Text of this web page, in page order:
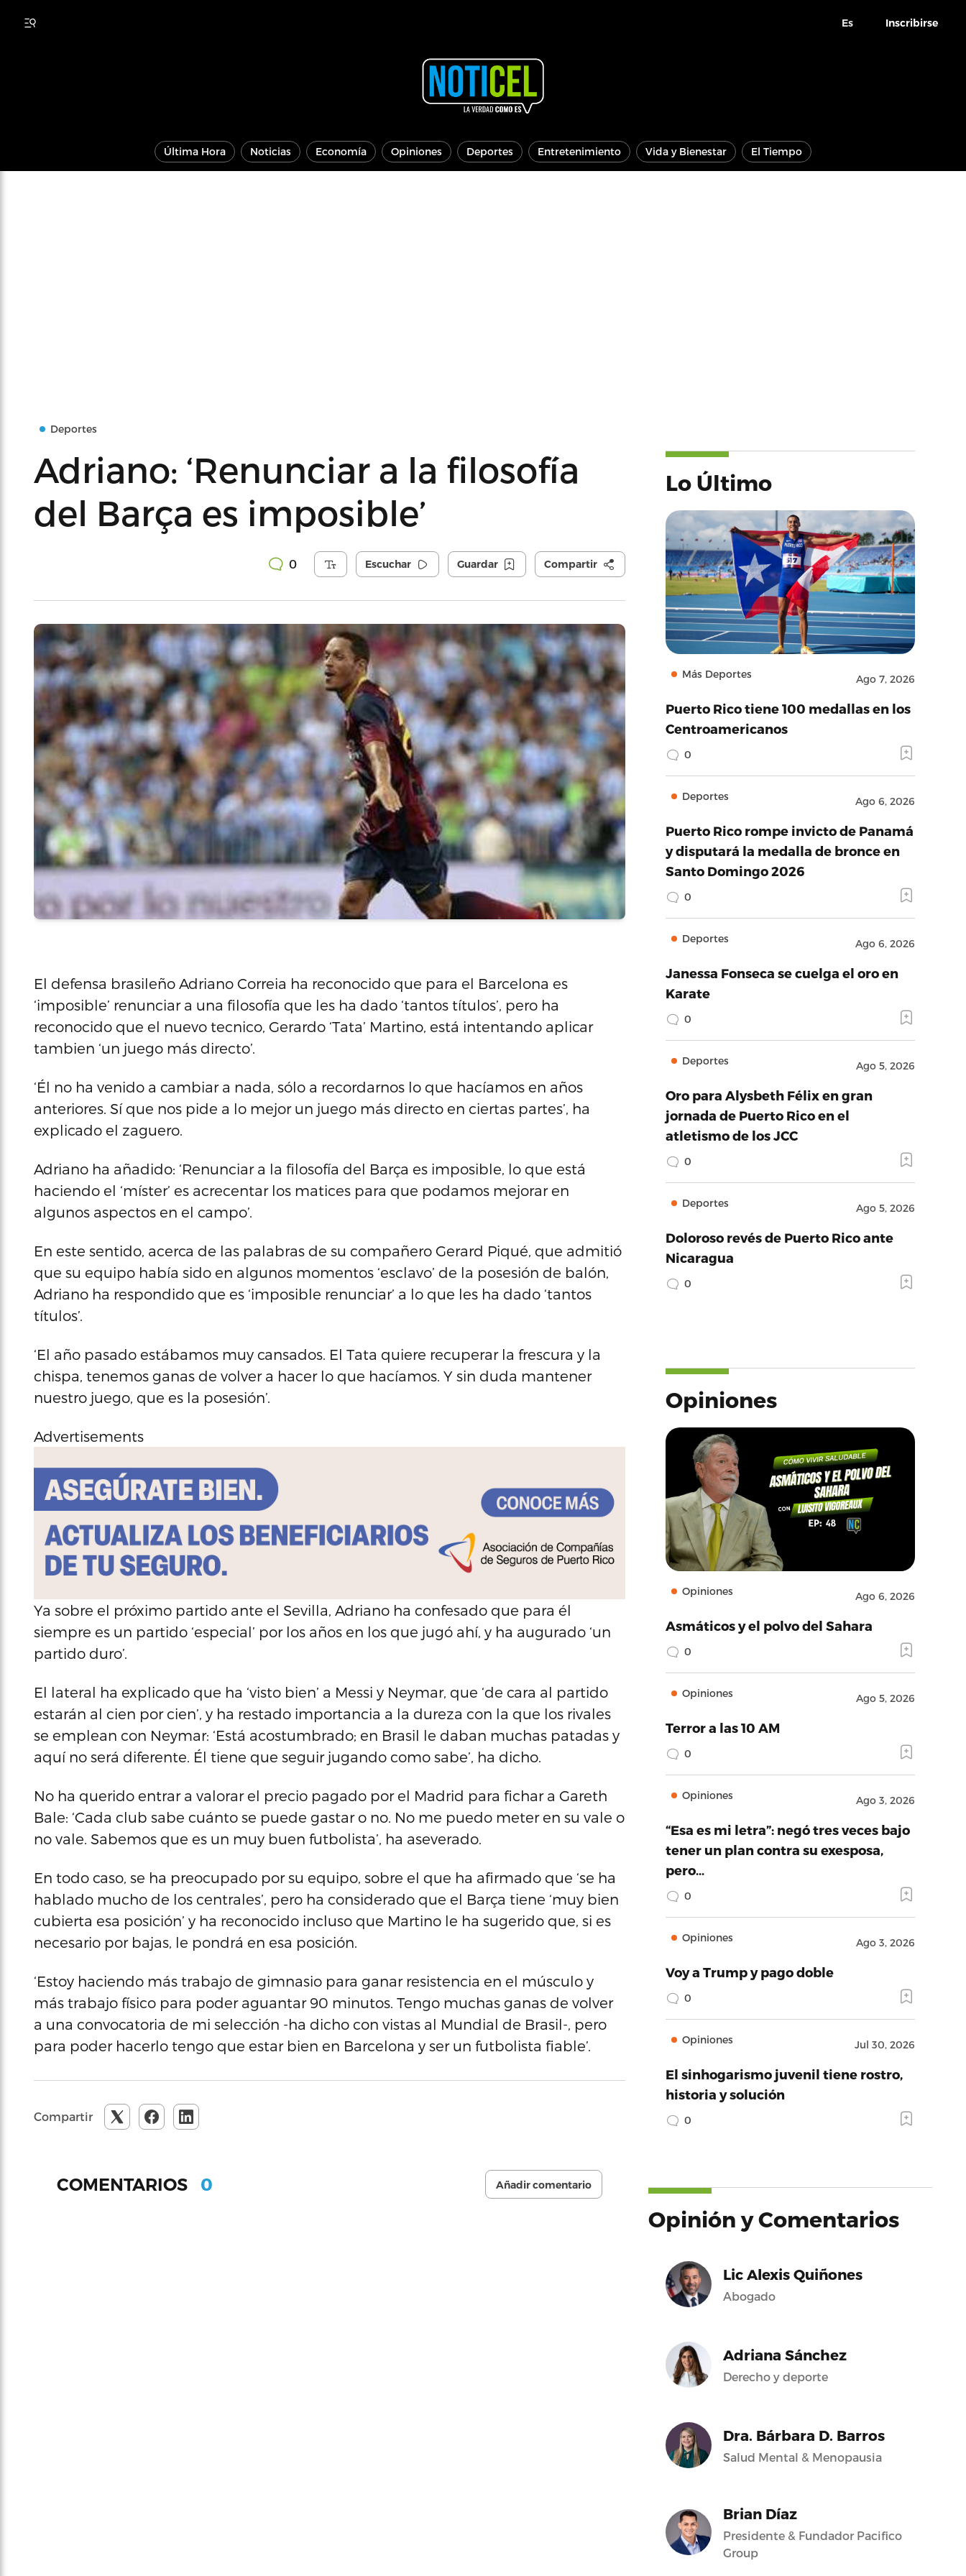
Es Inscribirse
Última Hora Noticias Economía Opiniones Deportes Entretenimiento Vida y Bienestar El Tiempo
Deportes
Adriano: ‘Renunciar a la filosofía
del Barça es imposible’
0 Escuchar Guardar Compartir
El defensa brasileño Adriano Correia ha reconocido que para el Barcelona es
‘imposible’ renunciar a una filosofía que les ha dado ‘tantos títulos’, pero ha
reconocido que el nuevo tecnico, Gerardo ‘Tata’ Martino, está intentando aplicar
tambien ‘un juego más directo’.
‘Él no ha venido a cambiar a nada, sólo a recordarnos lo que hacíamos en años
anteriores. Sí que nos pide a lo mejor un juego más directo en ciertas partes’, ha
explicado el zaguero.
Adriano ha añadido: ‘Renunciar a la filosofía del Barça es imposible, lo que está
haciendo el ‘míster’ es acrecentar los matices para que podamos mejorar en
algunos aspectos en el campo’.
En este sentido, acerca de las palabras de su compañero Gerard Piqué, que admitió
que su equipo había sido en algunos momentos ‘esclavo’ de la posesión de balón,
Adriano ha respondido que es ‘imposible renunciar’ a lo que les ha dado ‘tantos
títulos’.
‘El año pasado estábamos muy cansados. El Tata quiere recuperar la frescura y la
chispa, tenemos ganas de volver a hacer lo que hacíamos. Y sin duda mantener
nuestro juego, que es la posesión’.
Advertisements
Ya sobre el próximo partido ante el Sevilla, Adriano ha confesado que para él
siempre es un partido ‘especial’ por los años en los que jugó ahí, y ha augurado ‘un
partido duro’.
El lateral ha explicado que ha ‘visto bien’ a Messi y Neymar, que ‘de cara al partido
estarán al cien por cien’, y ha restado importancia a la dureza con la que los rivales
se emplean con Neymar: ‘Está acostumbrado; en Brasil le daban muchas patadas y
aquí no será diferente. Él tiene que seguir jugando como sabe’, ha dicho.
No ha querido entrar a valorar el precio pagado por el Madrid para fichar a Gareth
Bale: ‘Cada club sabe cuánto se puede gastar o no. No me puedo meter en su vale o
no vale. Sabemos que es un muy buen futbolista’, ha aseverado.
En todo caso, se ha preocupado por su equipo, sobre el que ha afirmado que ‘se ha
hablado mucho de los centrales’, pero ha considerado que el Barça tiene ‘muy bien
cubierta esa posición’ y ha reconocido incluso que Martino le ha sugerido que, si es
necesario por bajas, le pondrá en esa posición.
‘Estoy haciendo más trabajo de gimnasio para ganar resistencia en el músculo y
más trabajo físico para poder aguantar 90 minutos. Tengo muchas ganas de volver
a una convocatoria de mi selección -ha dicho con vistas al Mundial de Brasil-, pero
para poder hacerlo tengo que estar bien en Barcelona y ser un futbolista fiable’.
Compartir
COMENTARIOS 0 Añadir comentario
Lo Último
Más Deportes Ago 7, 2026
Puerto Rico tiene 100 medallas en los
Centroamericanos
0
Deportes Ago 6, 2026
Puerto Rico rompe invicto de Panamá
y disputará la medalla de bronce en
Santo Domingo 2026
0
Deportes Ago 6, 2026
Janessa Fonseca se cuelga el oro en
Karate
0
Deportes Ago 5, 2026
Oro para Alysbeth Félix en gran
jornada de Puerto Rico en el
atletismo de los JCC
0
Deportes Ago 5, 2026
Doloroso revés de Puerto Rico ante
Nicaragua
0
Opiniones
Opiniones Ago 6, 2026
Asmáticos y el polvo del Sahara
0
Opiniones Ago 5, 2026
Terror a las 10 AM
0
Opiniones Ago 3, 2026
“Esa es mi letra”: negó tres veces bajo
tener un plan contra su exesposa,
pero…
0
Opiniones Ago 3, 2026
Voy a Trump y pago doble
0
Opiniones Jul 30, 2026
El sinhogarismo juvenil tiene rostro,
historia y solución
0
Opinión y Comentarios
Lic Alexis Quiñones
Abogado
Adriana Sánchez
Derecho y deporte
Dra. Bárbara D. Barros
Salud Mental & Menopausia
Brian Díaz
Presidente & Fundador Pacifico
Group